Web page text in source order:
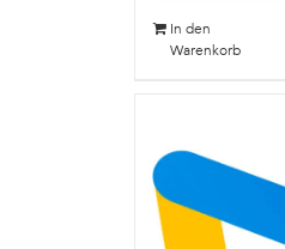
In den
Warenkorb